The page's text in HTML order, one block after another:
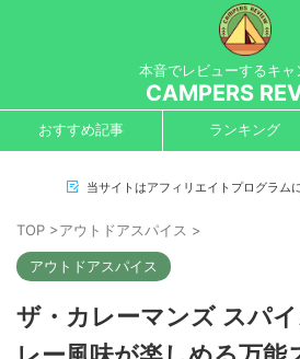
本音でレビューするキャ
CAMPERS
おすすめ記事 ランキング
当サイトはアフィリエイトプログラム
TOP >アウトドアスパイス >
アウトドアスパイス
ザ・カレーマンズ スパ